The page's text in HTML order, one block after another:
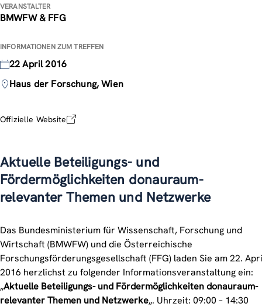
VERANSTALTER
BMWFW & FFG
INFORMATIONEN ZUM TREFFEN
22 April 2016
Haus der Forschung, Wien
Offizielle Website
Aktuelle Beteiligungs- und
Fördermöglichkeiten donauraum-
relevanter Themen und Netzwerke
Das Bundesministerium für Wissenschaft, Forschung und
Wirtschaft (BMWFW) und die Österreichische
Forschungsförderungsgesellschaft (FFG) laden Sie am 22.
2016 herzlichst zu folgender Informationsveranstaltung ein:
„Aktuelle Beteiligungs- und Fördermöglichkeiten donauraum-
relevanter Themen und Netzwerke„. Uhrzeit: 09:00 – 14:30